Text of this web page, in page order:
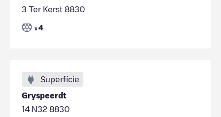
3 Ter Kerst 8830
x 4
Superfície
Gryspeerdt
14 N32 8830